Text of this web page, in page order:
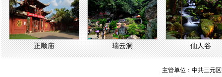
正顺庙 瑞云洞 仙人谷
主管单位：中共三元